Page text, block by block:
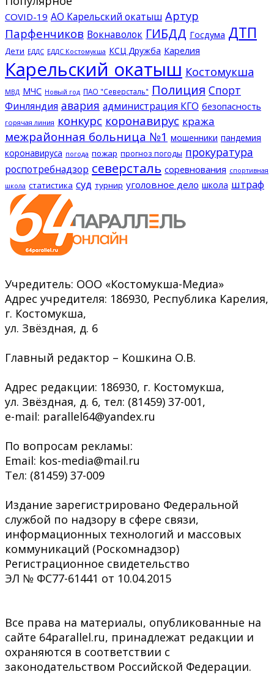
COVID-19 АО Карельский окатыш Артур
Парфенчиков Вокнаволок ГИБДД Госдума ДТП
Дети ЕДДС ЕДДС Костомукша КСЦ Дружба Карелия
Карельский окатыш Костомукша
МВД МЧС Новый год ПАО "Северсталь" Полиция Спорт
Финляндия авария администрация КГО безопасность
горячая линия конкурс коронавирус кража
межрайонная больница №1 мошенники пандемия
коронавируса погода пожар прогноз погоды прокуратура
роспотребнадзор северсталь соревнования спортивная
школа статистика суд турнир уголовное дело школа штраф
Учредитель: ООО «Костомукша-Медиа»
Адрес учредителя: 186930, Республика Карелия,
г. Костомукша,
ул. Звёздная, д. 6
Главный редактор – Кошкина О.В.
Адрес редакции: 186930, г. Костомукша,
ул. Звёздная, д. 6, тел: (81459) 37-001,
e-mail: parallel64@yandex.ru
По вопросам рекламы:
Email: kos-media@mail.ru
Тел: (81459) 37-009
Издание зарегистрировано Федеральной
службой по надзору в сфере связи,
информационных технологий и массовых
коммуникаций (Роскомнадзор)
Регистрационное свидетельство
ЭЛ № ФС77-61441 от 10.04.2015
Все права на материалы, опубликованные на
сайте 64parallel.ru, принадлежат редакции и
охраняются в соответствии с
законодательством Российской Федерации.